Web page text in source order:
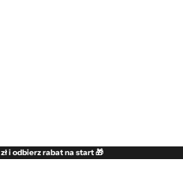
i odbierz rabat na start 🎁